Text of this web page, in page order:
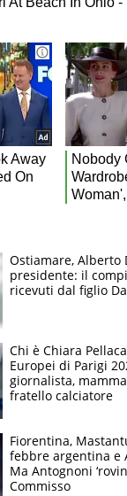
Ostiamare, Alberto
presidente: il
ricevuti dal figlio
Chi è Chiara
Europei di Parigi
giornalista,
fratello calciatore
Fiorentina,
febbre argentina e
Ma Antognoni
Commisso